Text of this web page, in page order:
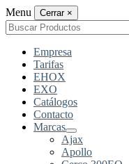
Menu Cerrar ×
Buscar
por:
Empresa
Tarifas
EHOX
EXO
Catálogos
Contacto
Marcas
Ajax
Apollo